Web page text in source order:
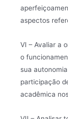
aspectos
VI – Avaliar a
o
sua
participação
acadêmica